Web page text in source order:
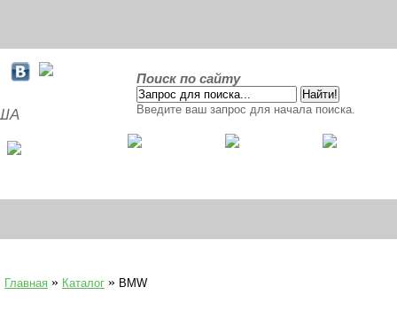
Поиск по сайту
Введите ваш запрос для начала поиска.
Главная » Каталог » BMW